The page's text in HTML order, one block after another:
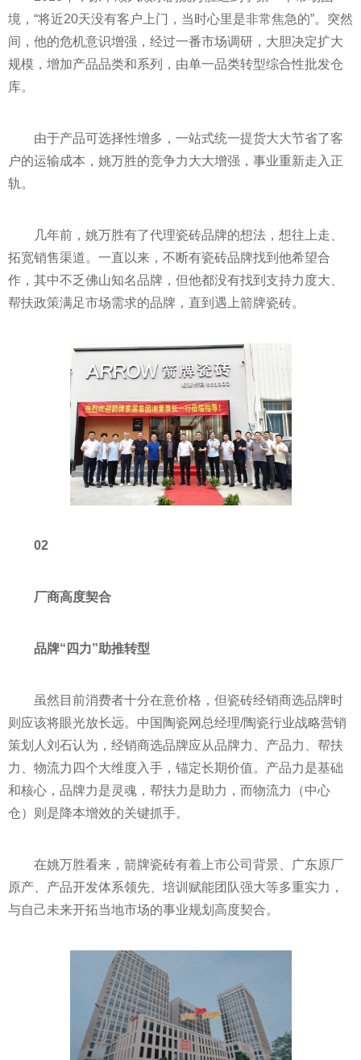
境，“将近20天没有客户上门，当时心里是非常焦急的”。突然
间，他的危机意识增强，经过一番市场调研，大胆决定扩大
规模，增加产品品类和系列，由单一品类转型综合性批发仓
库。
由于产品可选择性增多，一站式统一提货大大节省了客
户的运输成本，姚万胜的竞争力大大增强，事业重新走入正
轨。
几年前，姚万胜有了代理瓷砖品牌的想法，想往上走、
拓宽销售渠道。一直以来，不断有瓷砖品牌找到他希望合
作，其中不乏佛山知名品牌，但他都没有找到支持力度大、
帮扶政策满足市场需求的品牌，直到遇上箭牌瓷砖。
02
厂商高度契合
品牌“四力”助推转型
虽然目前消费者十分在意价格，但瓷砖经销商选品牌时
则应该将眼光放长远。中国陶瓷网总经理/陶瓷行业战略营销
策划人刘石认为，经销商选品牌应从品牌力、产品力、帮扶
力、物流力四个大维度入手，锚定长期价值。产品力是基础
和核心，品牌力是灵魂，帮扶力是助力，而物流力（中心
仓）则是降本增效的关键抓手。
在姚万胜看来，箭牌瓷砖有着上市公司背景、广东原厂
原产、产品开发体系领先、培训赋能团队强大等多重实力，
与自己未来开拓当地市场的事业规划高度契合。